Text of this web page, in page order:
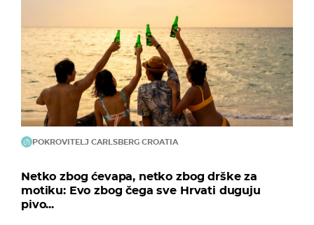
POKROVITELJ CARLSBERG CROATIA
Netko zbog ćevapa, netko zbog drške za
motiku: Evo zbog čega sve Hrvati duguju
pivo...